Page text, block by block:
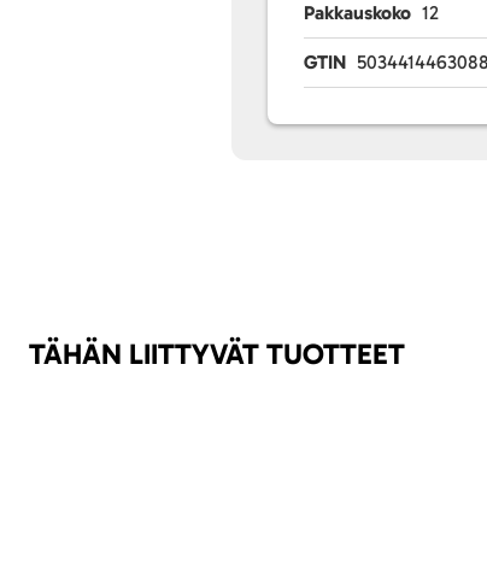
Pakkauskoko 12
GTIN
TÄHÄN LIITTYVÄT TUOTTEET